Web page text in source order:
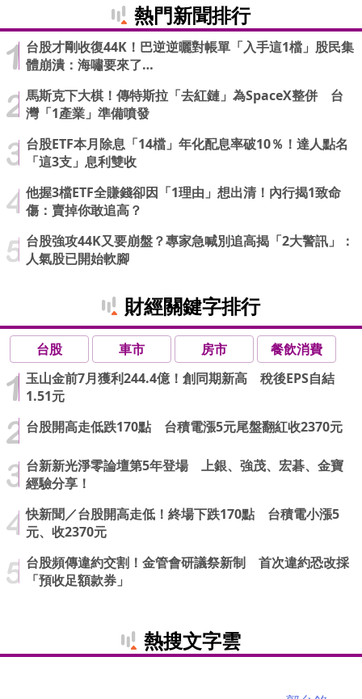
熱門新聞排行
台股才剛收復44K！巴逆逆曬對帳單「入手這1檔」股民集
體崩潰：海嘯要來了…
馬斯克下大棋！傳特斯拉「去紅鏈」為SpaceX整併 台
灣「1產業」準備噴發
台股ETF本月除息「14檔」年化配息率破10％！達人點名
「這3支」息利雙收
他握3檔ETF全賺錢卻因「1理由」想出清！內行揭1致命
傷：賣掉你敢追高？
台股強攻44K又要崩盤？專家急喊別追高揭「2大警訊」：
人氣股已開始軟腳
財經關鍵字排行
台股 車市 房市
餐飲消費
玉山金前7月獲利244.4億！創同期新高 稅後EPS自結
1.51元
台股開高走低跌170點 台積電漲5元尾盤翻紅收2370元
台新新光淨零論壇第5年登場 上銀、強茂、宏碁、金寶
經驗分享！
快新聞／台股開高走低！終場下跌170點 台積電小漲5
元、收2370元
台股頻傳違約交割！金管會研議祭新制 首次違約恐改採
「預收足額款券」
熱搜文字雲